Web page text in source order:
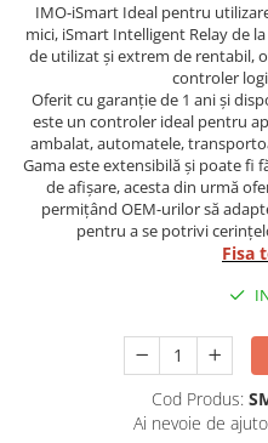
Sisteme servo ( Servo-Drivere
Servo-Motoare )
Comunicare Si Masurare
Encodere
Power meter
Regulatoare de temperatura
Controler PID avansat - Blue
Counter Timer Tahometru
IMO-iSmart Ideal pentru
mici, iSmart Intelligent Relay de
de utilizat și extrem de rentabil,
controler
Oferit cu garanție de 1 ani și
este un controler ideal pentru
ambalat, automatele,
Gama este extensibilă și poate fi
de afișare, acesta din urmă
permițând OEM-urilor să
pentru a se potrivi
Fisa
Cod Produs:
Ai nevoie de